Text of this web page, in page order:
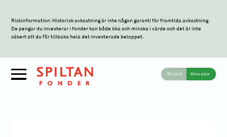
Riskinformation: Historisk avkastning är inte någon garanti för framtida avkastning.
De pengar du investerar i fonder kan både öka och minska i värde och det är inte
säkert att du får tillbaka hela det investerade beloppet.
Bli kund Mina sidor